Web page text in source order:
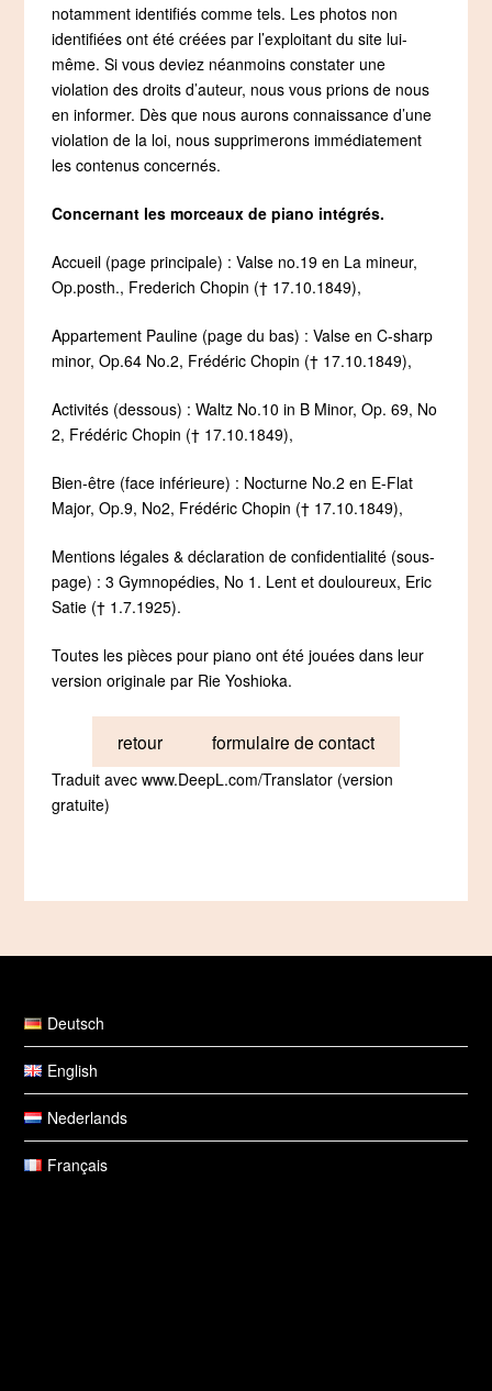
notamment identifiés comme tels. Les photos non
identifiées ont été créées par l’exploitant du site lui-
même. Si vous deviez néanmoins constater une
violation des droits d’auteur, nous vous prions de nous
en informer. Dès que nous aurons connaissance d’une
violation de la loi, nous supprimerons immédiatement
les contenus concernés.
Concernant les morceaux de piano intégrés.
Accueil (page principale) : Valse no.19 en La mineur,
Op.posth., Frederich Chopin († 17.10.1849),
Appartement Pauline (page du bas) : Valse en C-sharp
minor, Op.64 No.2, Frédéric Chopin († 17.10.1849),
Activités (dessous) : Waltz No.10 in B Minor, Op. 69, No
2, Frédéric Chopin († 17.10.1849),
Bien-être (face inférieure) : Nocturne No.2 en E-Flat
Major, Op.9, No2, Frédéric Chopin († 17.10.1849),
Mentions légales & déclaration de confidentialité (sous-
page) : 3 Gymnopédies, No 1. Lent et douloureux, Eric
Satie († 1.7.1925).
Toutes les pièces pour piano ont été jouées dans leur
version originale par Rie Yoshioka.
retour formulaire de contact
Traduit avec www.DeepL.com/Translator (version
gratuite)
Deutsch
English
Nederlands
Français